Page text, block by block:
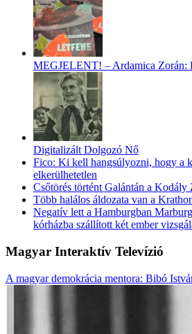
MEGJELENT! – Ardamica Zorán:
Digitalizált Dolgozó Nő
Fico: Ki kell hangsúlyozni, hogy a
elkerülhetetlen
Csőtörés történt Galántán a Kodály
Több halálos áldozata van a
Negatív lett a Hamburgban
kórházba szállított két ember
Magyar Interaktív Televízió
A magyar demokrácia mentora: Bibó